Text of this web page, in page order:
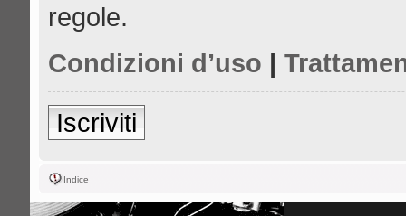
regole.
Condizioni d’uso |
Iscriviti
Indice